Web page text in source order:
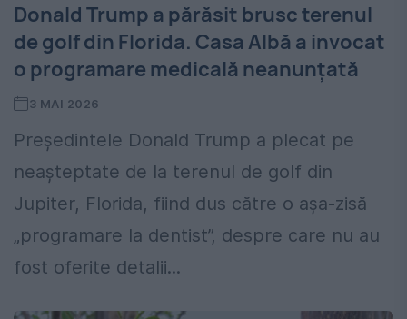
Donald Trump a părăsit brusc terenul
de golf din Florida. Casa Albă a invocat
o programare medicală neanunțată
3 MAI 2026
Președintele Donald Trump a plecat pe
neașteptate de la terenul de golf din
Jupiter, Florida, fiind dus către o așa-zisă
„programare la dentist”, despre care nu au
fost oferite detalii...